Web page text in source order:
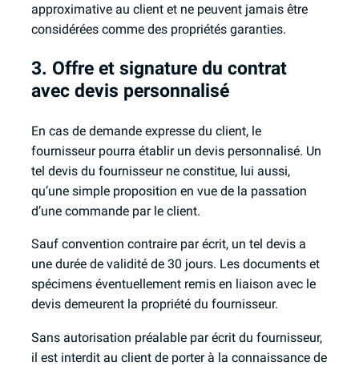
approximative au client et ne peuvent jamais être
considérées comme des propriétés garanties.
3. Offre et signature du contrat
avec devis personnalisé
En cas de demande expresse du client, le
fournisseur pourra établir un devis personnalisé. Un
tel devis du fournisseur ne constitue, lui aussi,
qu’une simple proposition en vue de la passation
d’une commande par le client.
Sauf convention contraire par écrit, un tel devis a
une durée de validité de 30 jours. Les documents et
spécimens éventuellement remis en liaison avec le
devis demeurent la propriété du fournisseur.
Sans autorisation préalable par écrit du fournisseur,
il est interdit au client de porter à la connaissance de